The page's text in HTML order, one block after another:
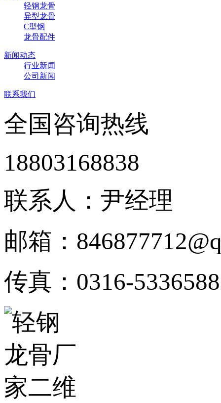
轻钢龙骨
异型龙骨
C型钢
龙骨配件
新闻动态
行业新闻
公司新闻
联系我们
全国咨询热线
18803168838
联系人：尹经理
邮箱：
传真：0316-5336588